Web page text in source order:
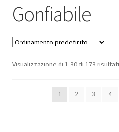
Prodotti
Catalogo
Contatti
Il mio account
Gonfiabile
Visualizzazione di 1-30 di 173 risultati
1 2 3 4